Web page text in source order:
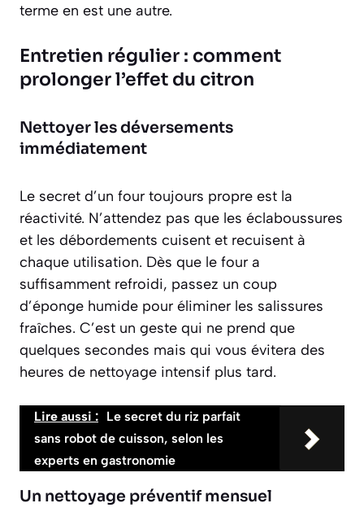
terme en est une autre.
Entretien régulier : comment
prolonger l’effet du citron
Nettoyer les déversements
immédiatement
Le secret d’un four toujours propre est la
réactivité. N’attendez pas que les éclaboussures
et les débordements cuisent et recuisent à
chaque utilisation. Dès que le four a
suffisamment refroidi, passez un coup
d’éponge humide pour éliminer les salissures
fraîches. C’est un geste qui ne prend que
quelques secondes mais qui vous évitera des
heures de nettoyage intensif plus tard.
Lire aussi : Le secret du riz parfait
sans robot de cuisson, selon les
experts en gastronomie
Un nettoyage préventif mensuel